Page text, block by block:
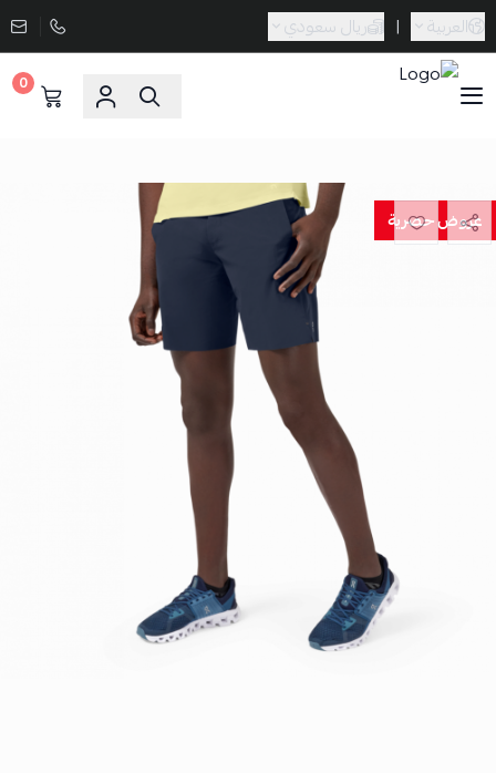
العربية | ريال سعودي
0
عروض حصرية